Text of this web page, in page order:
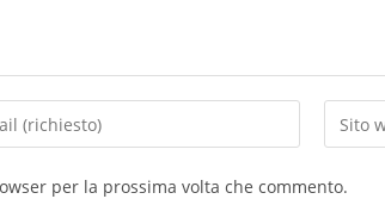
per la prossima volta che commento.